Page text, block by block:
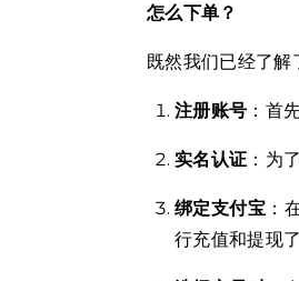
怎么下单？
既然我们已经了解
注册账号 ：首
实名认证 ：为
绑定支付宝 ：
行充值和提现了